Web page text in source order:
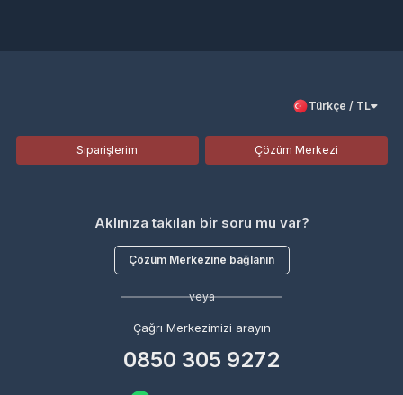
Türkçe / TL
Siparişlerim Çözüm Merkezi
Aklınıza takılan bir soru mu var?
Çözüm Merkezine bağlanın
veya
Çağrı Merkezimizi arayın
0850 305 9272